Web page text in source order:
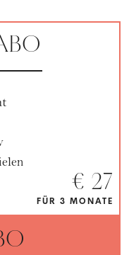
€ 27
FÜR 3 MONATE